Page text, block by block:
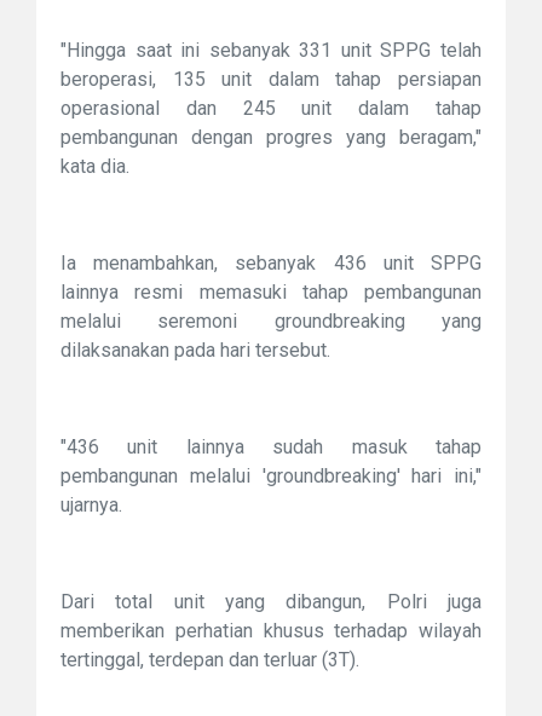
"Hingga saat ini sebanyak 331 unit SPPG telah
beroperasi, 135 unit dalam tahap persiapan
operasional dan 245 unit dalam tahap
pembangunan dengan progres yang beragam,"
kata dia.
Ia menambahkan, sebanyak 436 unit SPPG
lainnya resmi memasuki tahap pembangunan
melalui seremoni groundbreaking yang
dilaksanakan pada hari tersebut.
"436 unit lainnya sudah masuk tahap
pembangunan melalui 'groundbreaking' hari ini,"
ujarnya.
Dari total unit yang dibangun, Polri juga
memberikan perhatian khusus terhadap wilayah
tertinggal, terdepan dan terluar (3T).